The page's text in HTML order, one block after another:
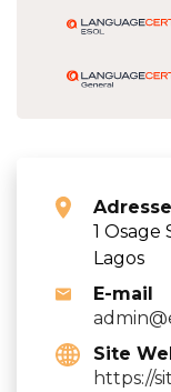
1 Osage
Lagos
E-mail
Site
https://